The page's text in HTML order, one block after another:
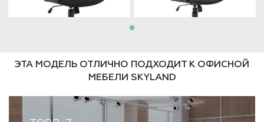
ЭТА МОДЕЛЬ ОТЛИЧНО ПОДХОДИТ К ОФИСНОЙ
МЕБЕЛИ SKYLAND